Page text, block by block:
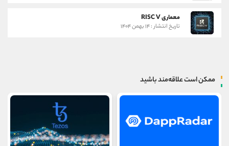
معماری RISC V
تاریخ انتشار : ۱۴ بهمن ۱۴۰۴
ممکن است علاقه‌مند باشید